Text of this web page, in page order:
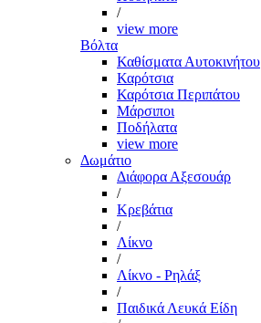
/
view more
Βόλτα
Καθίσματα Αυτοκινήτου
Καρότσια
Καρότσια Περιπάτου
Μάρσιποι
Ποδήλατα
view more
Δωμάτιο
Διάφορα Αξεσουάρ
/
Κρεβάτια
/
Λίκνο
/
Λίκνο - Ρηλάξ
/
Παιδικά Λευκά Είδη